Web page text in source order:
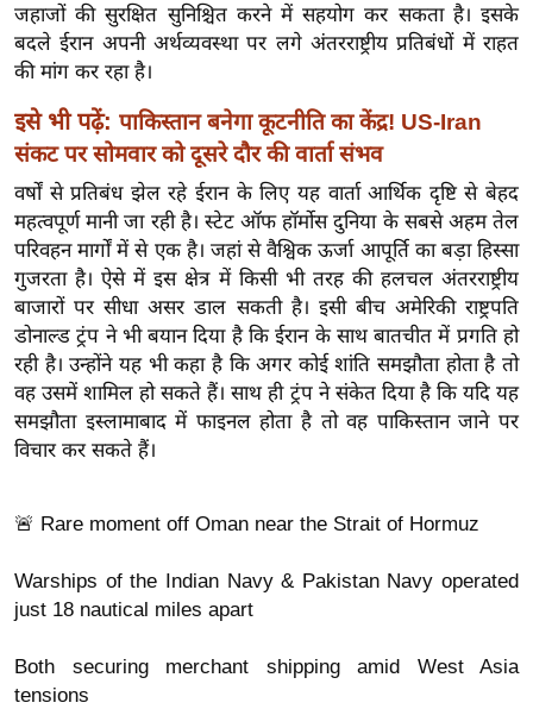
ऑ
टो
व
र्ल्ड
न्यू
ज
ब्री
फ
म
नो
रं
ज
न
ज
ग
बॉ
वु
हॉ
ली
जहाजों की सुरक्षित सुनिश्चित करने में सहयोग कर सकता है। इसके
बदले ईरान अपनी अर्थव्यवस्था पर लगे अंतरराष्ट्रीय प्रतिबंधों में राहत
की मांग कर रहा है।
इसे भी पढ़ें: पाकिस्‍तान बनेगा कूटनीति का केंद्र! US-Iran
संकट पर सोमवार को दूसरे दौर की वार्ता संभव
वर्षों से प्रतिबंध झेल रहे ईरान के लिए यह वार्ता आर्थिक दृष्टि से बेहद
महत्वपूर्ण मानी जा रही है। स्टेट ऑफ हॉर्मोस दुनिया के सबसे अहम तेल
परिवहन मार्गों में से एक है। जहां से वैश्विक ऊर्जा आपूर्ति का बड़ा हिस्सा
गुजरता है। ऐसे में इस क्षेत्र में किसी भी तरह की हलचल अंतरराष्ट्रीय
बाजारों पर सीधा असर डाल सकती है। इसी बीच अमेरिकी राष्ट्रपति
डोनाल्ड ट्रंप ने भी बयान दिया है कि ईरान के साथ बातचीत में प्रगति हो
रही है। उन्होंने यह भी कहा है कि अगर कोई शांति समझौता होता है तो
वह उसमें शामिल हो सकते हैं। साथ ही ट्रंप ने संकेत दिया है कि यदि यह
समझौता इस्लामाबाद में फाइनल होता है तो वह पाकिस्तान जाने पर
विचार कर सकते हैं।
🚨 Rare moment off Oman near the Strait of Hormuz
Warships of the Indian Navy & Pakistan Navy operated
just 18 nautical miles apart
Both securing merchant shipping amid West Asia
tensions